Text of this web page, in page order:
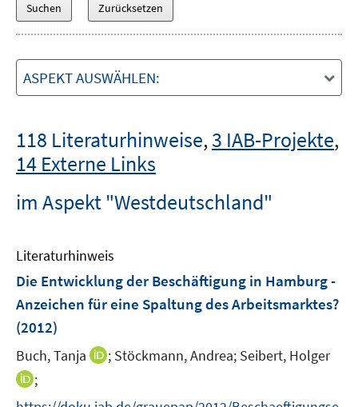
ASPEKT AUSWÄHLEN:
118 Literaturhinweise,3 IAB-Projekte,
14 Externe Links
im Aspekt "Westdeutschland"
Literaturhinweis
Die Entwicklung der Beschäftigung in Hamburg -
Anzeichen für eine Spaltung des Arbeitsmarktes?
(2012)
Buch, Tanja
I; Stöckmann, Andrea; Seibert, Holger
I;